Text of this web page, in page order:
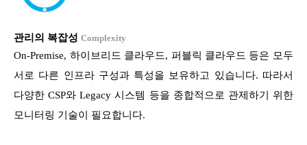
관리의 복잡성Complexity
On-Premise, 하이브리드 클라우드, 퍼블릭 클라우드 등은 모두
서로 다른 인프라 구성과 특성을 보유하고 있습니다. 따라서
다양한 CSP와 Legacy 시스템 등을 종합적으로 관제하기 위한
모니터링 기술이 필요합니다.